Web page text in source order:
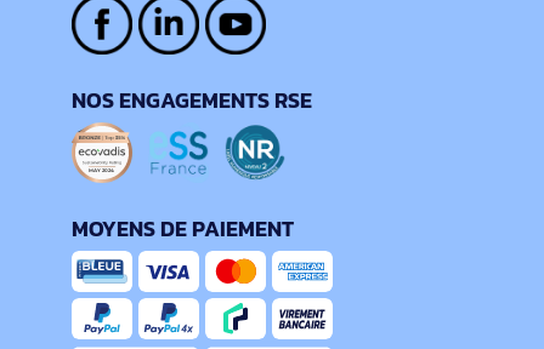
NOS ENGAGEMENTS RSE
MOYENS DE PAIEMENT